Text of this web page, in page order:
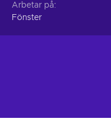
Arbetar på
Fönster